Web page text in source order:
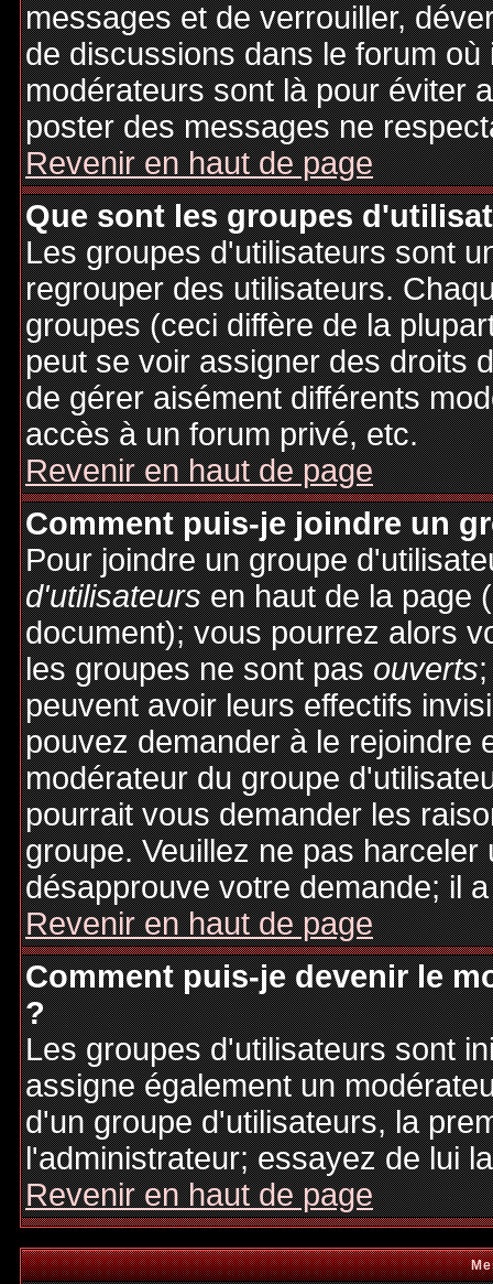
messages et de verrouiller,
de discussions dans le forum
modérateurs sont là pour éviter
poster des messages ne
Revenir en haut de page
Que sont les groupes
Les groupes d'utilisateurs sont
regrouper des utilisateurs.
groupes (ceci diffère de la
peut se voir assigner des droits
de gérer aisément différents
accès à un forum privé, etc.
Revenir en haut de page
Comment puis-je joindre un
Pour joindre un groupe
d'utilisateursen haut de la page
document); vous pourrez alors
les groupes ne sont pasouverts
peuvent avoir leurs effectifs
pouvez demander à le rejoindre
modérateur du groupe
pourrait vous demander les
groupe. Veuillez ne pas
désapprouve votre demande; il
Revenir en haut de page
Comment puis-je devenir le
?
Les groupes d'utilisateurs sont
assigne également un
d'un groupe d'utilisateurs, la
l'administrateur; essayez de lui
Revenir en haut de page